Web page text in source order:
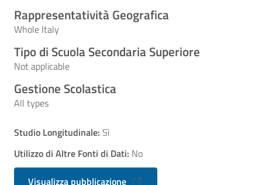
Rappresentatività Geografica
Whole Italy
Tipo di Scuola Secondaria Superiore
Not applicable
Gestione Scolastica
All types
Studio Longitudinale: Sì
Utilizzo di Altre Fonti di Dati: No
Visualizza pubblicazione